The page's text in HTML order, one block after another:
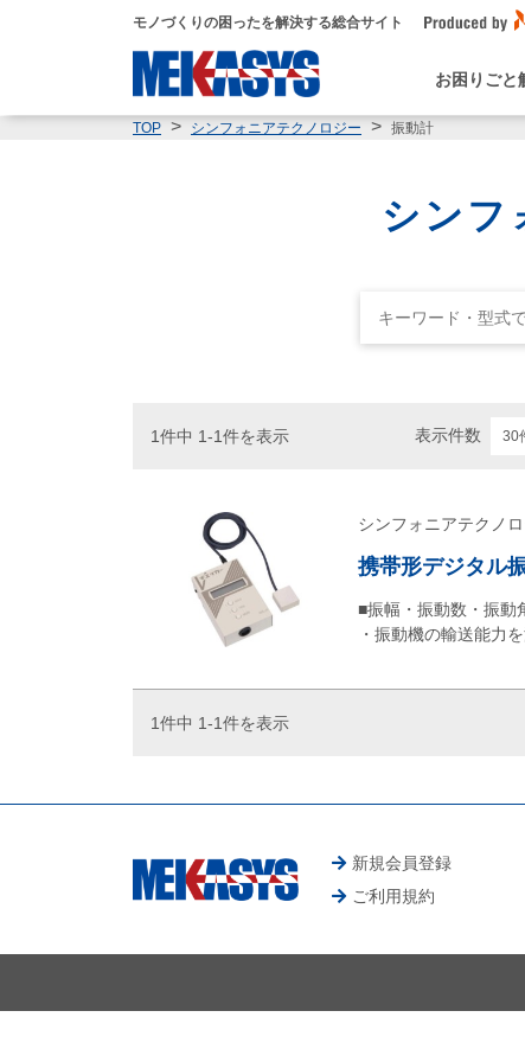
モノづくりの困ったを解決する総合サイト
お困りごと
TOP シンフォニアテクノロジー 振動計
シンフ
1件中 1-1件を表示 表示件数
シンフォニアテクノ
携帯形デジタル
■振幅・振動数・振動
・振動機の輸送能力
1件中 1-1件を表示
新規会員登録
ご利用規約